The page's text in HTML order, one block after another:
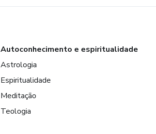
Autoconhecimento e espiritualidade
Astrologia
Espiritualidade
Meditação
Teologia